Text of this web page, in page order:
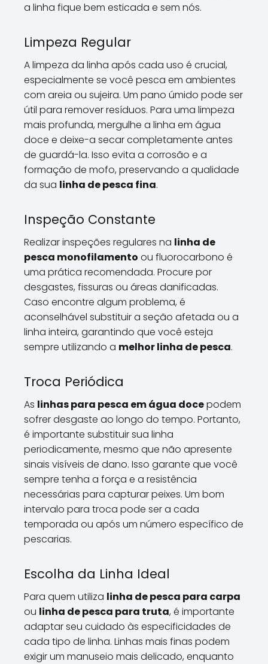
a linha fique bem esticada e sem nós.
Limpeza Regular
A limpeza da linha após cada uso é crucial,
especialmente se você pesca em ambientes
com areia ou sujeira. Um pano úmido pode ser
útil para remover resíduos. Para uma limpeza
mais profunda, mergulhe a linha em água
doce e deixe-a secar completamente antes
de guardá-la. Isso evita a corrosão e a
formação de mofo, preservando a qualidade
da sua linha de pesca fina.
Inspeção Constante
Realizar inspeções regulares na linha de
pesca monofilamento ou fluorocarbono é
uma prática recomendada. Procure por
desgastes, fissuras ou áreas danificadas.
Caso encontre algum problema, é
aconselhável substituir a seção afetada ou a
linha inteira, garantindo que você esteja
sempre utilizando a melhor linha de pesca.
Troca Periódica
As linhas para pesca em água docepodem
sofrer desgaste ao longo do tempo. Portanto,
é importante substituir sua linha
periodicamente, mesmo que não apresente
sinais visíveis de dano. Isso garante que você
sempre tenha a força e a resistência
necessárias para capturar peixes. Um bom
intervalo para troca pode ser a cada
temporada ou após um número específico de
pescarias.
Escolha da Linha Ideal
Para quem utiliza linha de pesca para carpa
ou linha de pesca para truta, é importante
adaptar seu cuidado às especificidades de
cada tipo de linha. Linhas mais finas podem
exigir um manuseio mais delicado, enquanto